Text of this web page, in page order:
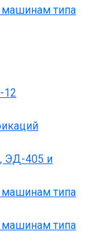
типа
12
ЭД-405 и
типа
типа